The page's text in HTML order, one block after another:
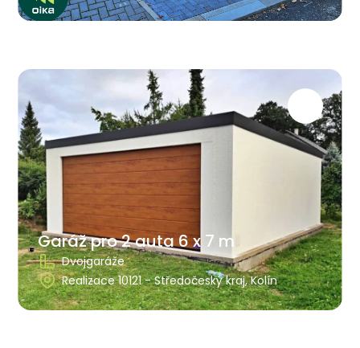
Garáž pro 2 auta 6 x 7 m
Dvojgaráže
Realizace 10121 - Středočeský kraj, Kolín